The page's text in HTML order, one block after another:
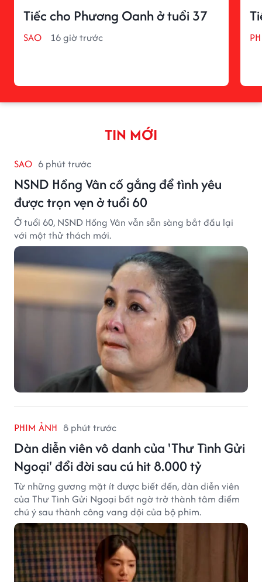
Tiếc cho Phương Oanh ở tuổi 37
SAO 16 giờ trước
TIN MỚI
SAO 6 phút trước
NSND Hồng Vân cố gắng để tình yêu
được trọn vẹn ở tuổi 60
Ở tuổi 60, NSND Hồng Vân vẫn sẵn sàng bắt đầu lại
với một thử thách mới.
PHIM ẢNH 8 phút trước
Dàn diễn viên vô danh của 'Thư Tình Gửi
Ngoại' đổi đời sau cú hit 8.000 tỷ
Từ những gương mặt ít được biết đến, dàn diễn viên
của Thư Tình Gửi Ngoại bất ngờ trở thành tâm điểm
chú ý sau thành công vang dội của bộ phim.